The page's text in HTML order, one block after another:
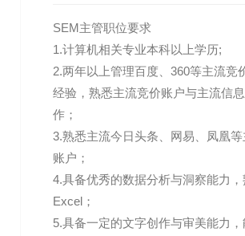
SEM主管职位要求
1.计算机相关专业本科以上学历;
2.两年以上管理百度、360等主流竞
经验，熟悉主流竞价账户与主流信
作；
3.熟悉主流今日头条、网易、凤凰
账户；
4.具备优秀的数据分析与洞察能力，
Excel；
5.具备一定的文字创作与审美能力